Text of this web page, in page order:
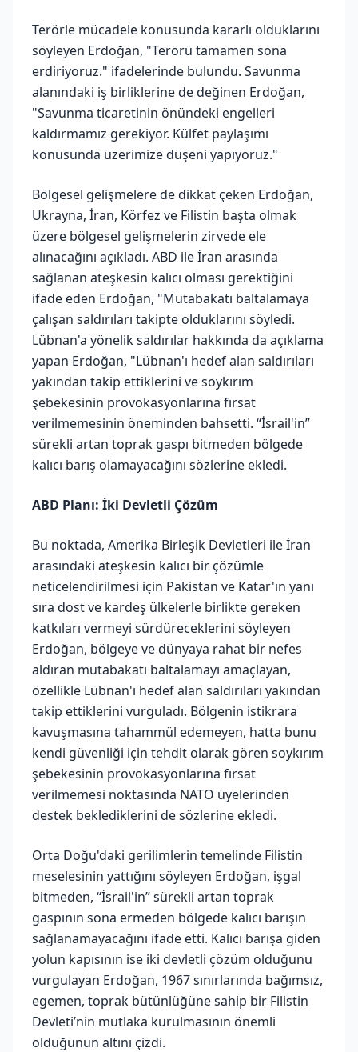
Terörle mücadele konusunda kararlı olduklarını
söyleyen Erdoğan, "Terörü tamamen sona
erdiriyoruz." ifadelerinde bulundu. Savunma
alanındaki iş birliklerine de değinen Erdoğan,
"Savunma ticaretinin önündeki engelleri
kaldırmamız gerekiyor. Külfet paylaşımı
konusunda üzerimize düşeni yapıyoruz."
Bölgesel gelişmelere de dikkat çeken Erdoğan,
Ukrayna, İran, Körfez ve Filistin başta olmak
üzere bölgesel gelişmelerin zirvede ele
alınacağını açıkladı. ABD ile İran arasında
sağlanan ateşkesin kalıcı olması gerektiğini
ifade eden Erdoğan, "Mutabakatı baltalamaya
çalışan saldırıları takipte olduklarını söyledi.
Lübnan'a yönelik saldırılar hakkında da açıklama
yapan Erdoğan, "Lübnan'ı hedef alan saldırıları
yakından takip ettiklerini ve soykırım
şebekesinin provokasyonlarına fırsat
verilmemesinin öneminden bahsetti. “İsrail'in”
sürekli artan toprak gaspı bitmeden bölgede
kalıcı barış olamayacağını sözlerine ekledi.
ABD Planı: İki Devletli Çözüm
Bu noktada, Amerika Birleşik Devletleri ile İran
arasındaki ateşkesin kalıcı bir çözümle
neticelendirilmesi için Pakistan ve Katar'ın yanı
sıra dost ve kardeş ülkelerle birlikte gereken
katkıları vermeyi sürdüreceklerini söyleyen
Erdoğan, bölgeye ve dünyaya rahat bir nefes
aldıran mutabakatı baltalamayı amaçlayan,
özellikle Lübnan'ı hedef alan saldırıları yakından
takip ettiklerini vurguladı. Bölgenin istikrara
kavuşmasına tahammül edemeyen, hatta bunu
kendi güvenliği için tehdit olarak gören soykırım
şebekesinin provokasyonlarına fırsat
verilmemesi noktasında NATO üyelerinden
destek beklediklerini de sözlerine ekledi.
Orta Doğu'daki gerilimlerin temelinde Filistin
meselesinin yattığını söyleyen Erdoğan, işgal
bitmeden, “İsrail'in” sürekli artan toprak
gaspının sona ermeden bölgede kalıcı barışın
sağlanamayacağını ifade etti. Kalıcı barışa giden
yolun kapısının ise iki devletli çözüm olduğunu
vurgulayan Erdoğan, 1967 sınırlarında bağımsız,
egemen, toprak bütünlüğüne sahip bir Filistin
Devleti’nin mutlaka kurulmasının önemli
olduğunun altını çizdi.